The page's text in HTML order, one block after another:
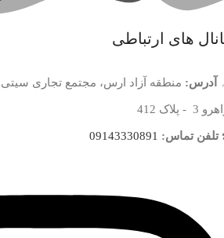
های ارتباطی
آدرس: منطقه آزاد ارس، مجتمع تجاری سیتی
3 - پلاک 412
تلفن تماس: 09143330891